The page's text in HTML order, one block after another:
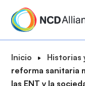
R
u
t
Inicio Historias
reforma sanitaria
las ENT y la